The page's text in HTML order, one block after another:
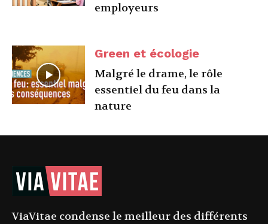
employeurs
Green et écologie
Malgré le drame, le rôle
essentiel du feu dans la
nature
ViaVitae condense le meilleur des différents